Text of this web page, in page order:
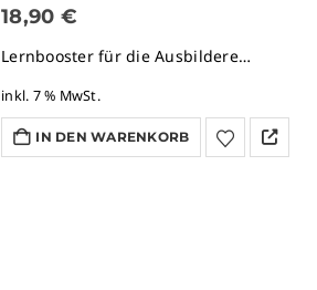
0von 5
18,90 €
Lernbooster für die Ausbildere…
inkl. 7 % MwSt.
IN DEN WARENKORB